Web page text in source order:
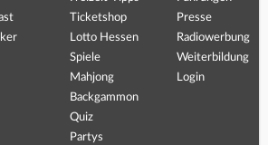
Ticketshop
Lotto Hessen
Spiele
Mahjong
Backgammon
Quiz
Partys
Presse
Radiowerbung
Weiterbildung
Login